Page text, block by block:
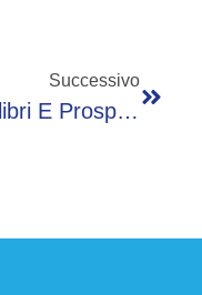
Successivo
Equilibri E Prospettive Del Sistema Salute – Diretta Giovedì Dalle 10